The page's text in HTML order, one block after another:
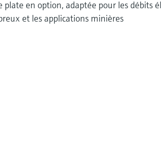
plate en option, adaptée pour les débits
et les applications minières